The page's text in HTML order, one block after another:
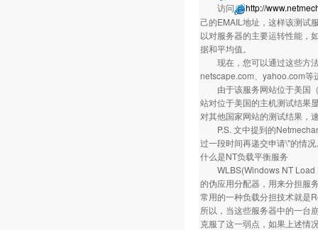
访问
http://
己的EMAIL地址，这样该测试
以对服务器的主要运转性能，
据和平均值。
现在，您可以通过这些方法
netscape.com、yahoo.com等
由于该服务网站位于美国（
站对位于美国的主机测试结果
对其他国家网站的测试结果，
P.S. 文中提到的
过一段时间再递交申请\"的情
什么是NT负载平衡服务
WLBS(Windows NT Load
的伪应用分配器，用来分担服
常用的一种负载分担技术就是
所以，当这些服务器中的一台
克服了这一弱点，如果上述